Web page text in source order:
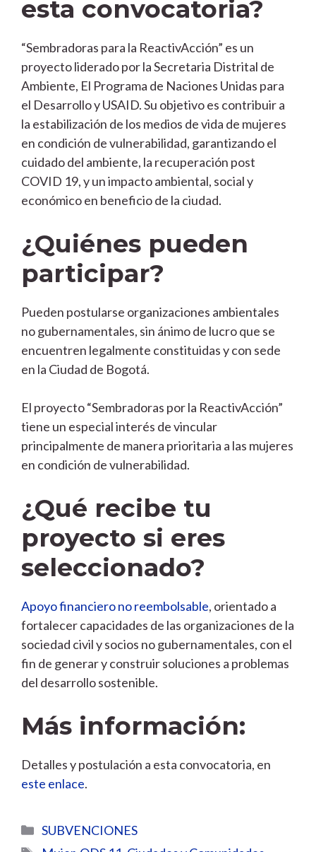
esta convocatoria?
“Sembradoras para la ReactivAcción” es un
proyecto liderado por la Secretaria Distrital de
Ambiente, El Programa de Naciones Unidas para
el Desarrollo y USAID. Su objetivo es contribuir a
la estabilización de los medios de vida de mujeres
en condición de vulnerabilidad, garantizando el
cuidado del ambiente, la recuperación post
COVID 19, y un impacto ambiental, social y
económico en beneficio de la ciudad.
¿Quiénes pueden
participar?
Pueden postularse organizaciones ambientales
no gubernamentales, sin ánimo de lucro que se
encuentren legalmente constituidas y con sede
en la Ciudad de Bogotá.
El proyecto “Sembradoras por la ReactivAcción”
tiene un especial interés de vincular
principalmente de manera prioritaria a las mujeres
en condición de vulnerabilidad.
¿Qué recibe tu
proyecto si eres
seleccionado?
Apoyo financiero no reembolsable, orientado a
fortalecer capacidades de las organizaciones de la
sociedad civil y socios no gubernamentales, con el
fin de generar y construir soluciones a problemas
del desarrollo sostenible.
Más información:
Detalles y postulación a esta convocatoria, en
este enlace.
Categorías
SUBVENCIONES